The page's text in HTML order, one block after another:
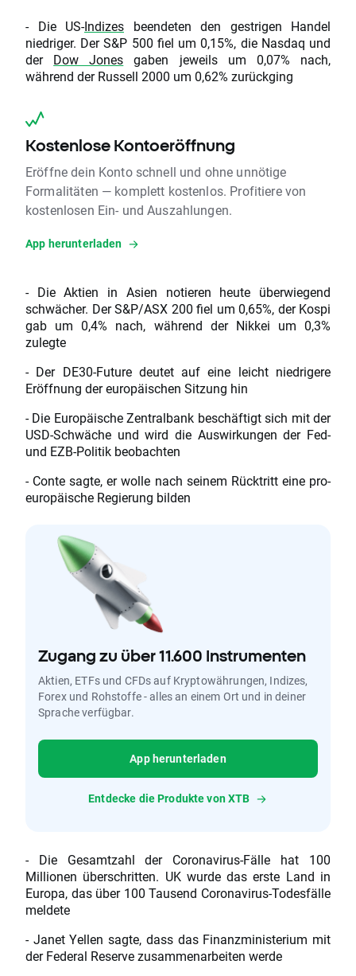
- Die US-Indizes beendeten den gestrigen Handel
niedriger. Der S&P 500 fiel um 0,15%, die Nasdaq und
der Dow Jones gaben jeweils um 0,07% nach,
während der Russell 2000 um 0,62% zurückging
Kostenlose Kontoeröffnung
Eröffne dein Konto schnell und ohne unnötige
Formalitäten — komplett kostenlos. Profitiere von
kostenlosen Ein- und Auszahlungen.
App herunterladen
- Die Aktien in Asien notieren heute überwiegend
schwächer. Der S&P/ASX 200 fiel um 0,65%, der Kospi
gab um 0,4% nach, während der Nikkei um 0,3%
zulegte
- Der DE30-Future deutet auf eine leicht niedrigere
Eröffnung der europäischen Sitzung hin
- Die Europäische Zentralbank beschäftigt sich mit der
USD-Schwäche und wird die Auswirkungen der Fed-
und EZB-Politik beobachten
- Conte sagte, er wolle nach seinem Rücktritt eine pro-
europäische Regierung bilden
Zugang zu über 11.600 Instrumenten
Aktien, ETFs und CFDs auf Kryptowährungen, Indizes,
Forex und Rohstoffe - alles an einem Ort und in deiner
Sprache verfügbar.
App herunterladen
Entdecke die Produkte von XTB
- Die Gesamtzahl der Coronavirus-Fälle hat 100
Millionen überschritten. UK wurde das erste Land in
Europa, das über 100 Tausend Coronavirus-Todesfälle
meldete
- Janet Yellen sagte, dass das Finanzministerium mit
der Federal Reserve zusammenarbeiten werde